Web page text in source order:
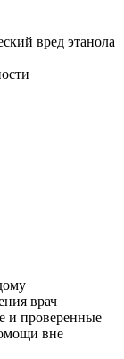
вред этанола
врач
и проверенные
вне